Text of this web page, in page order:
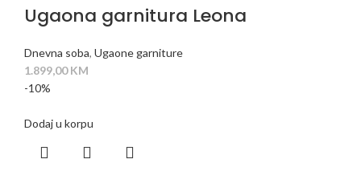
Ugaona garnitura Leona
Dnevna soba, Ugaone garniture
1.899,00KM
-10%
Dodaj u korpu